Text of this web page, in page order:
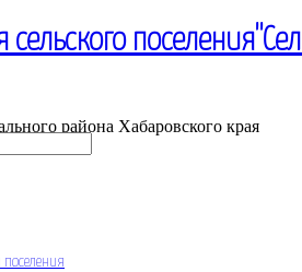
района Хабаровского края